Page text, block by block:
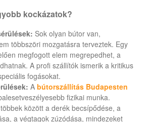
kockázatok?
Sok olyan bútor van,
többszöri mozgatásra terveztek. Egy
megfogott elem megrepedhet, a
A profi szállítók ismerik a kritikus
fogásokat.
A bútorszállítás Budapesten
fizikai munka.
között a derék becsípődése, a
a végtagok zúzódása, mindezeket